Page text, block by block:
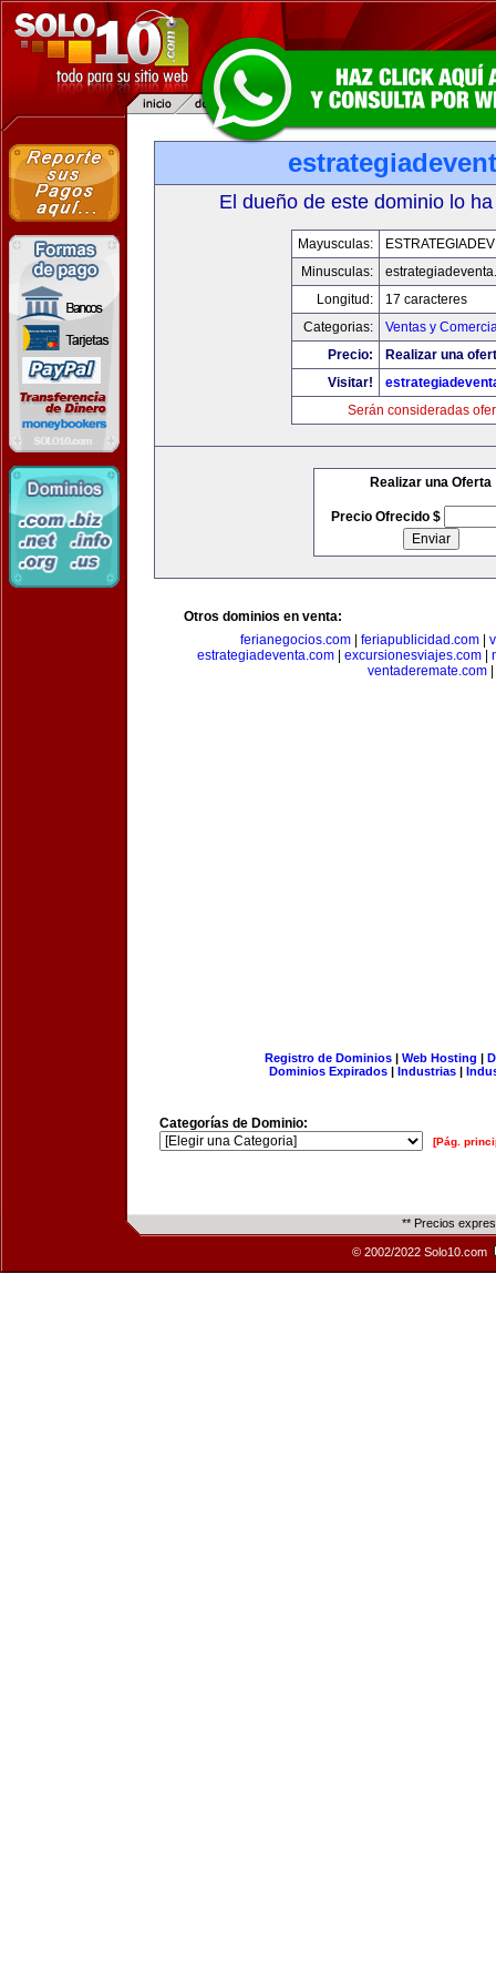
El dueño de este dominio lo
Mayusculas:
Minusculas:
Longitud:
17 caracteres
Categorias:
Ventas y
Precio:
Realizar una
Visitar!
Serán consideradas
Realizar una Oferta
Precio Ofrecido $
Otros dominios en venta:
ferianegocios.com| feriapublicidad.com|
estrategiadeventa.com| excursionesviajes.com|
ventaderemate.com
Registro de Dominios| Web Hosting |
Dominios Expirados | Industrias |
Categorías de Dominio:
[Pág.
** Precios
© 2002/2022 Solo10.com